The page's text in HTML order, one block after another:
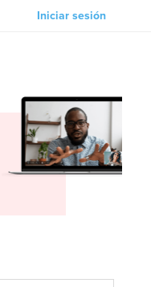
Iniciar sesión